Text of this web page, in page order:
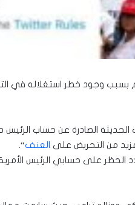
بسبب وجود خطر استغلاله في
الحديثة الصادرة عن حساب
من التحريض على العنف“.
الحظر على حسابي الرئيس